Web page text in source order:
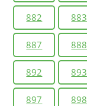
882 883
887 888
892 893
897 898